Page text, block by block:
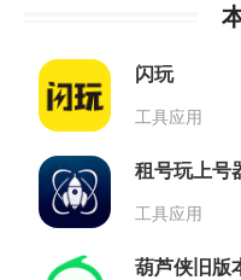
闪玩
工具应用
租号玩上号
工具应用
葫芦侠旧版